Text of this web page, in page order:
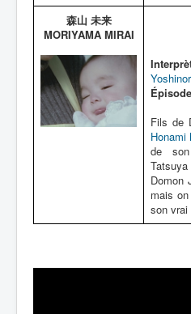
森山 未来
MORIYAMA MIRAI
Fils de
Honami
de
Domon
mais
son vrai